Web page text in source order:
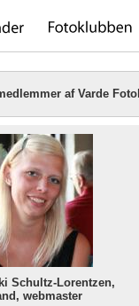
af Varde
Schultz-Lorentzen,
webmaster